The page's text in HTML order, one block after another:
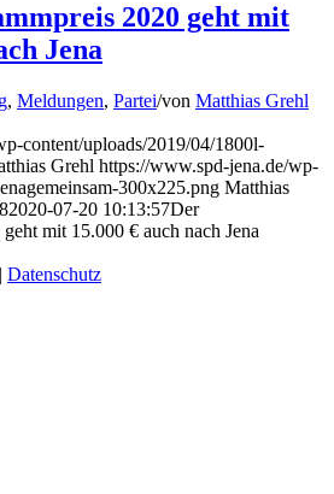
2020 geht mit
Jena
, Meldungen, Partei/von Matthias Grehl
content/uploads/2019/04/1800l-
Grehl https://www.spd-jena.de/wp-
300x225.png Matthias
2020-07-20 10:13:57Der
mit 15.000 € auch nach Jena
| Datenschutz